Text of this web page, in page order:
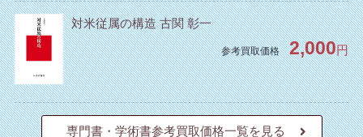
対米従属の構造 古関 彰一
参考買取価格 2,000円
専門書・学術書参考買取価格一覧を見る